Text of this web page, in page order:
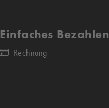
Einfaches Bezahlen
Rechnung